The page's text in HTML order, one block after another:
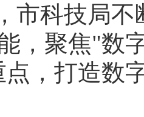
市科技局
，聚焦"数
，打造数